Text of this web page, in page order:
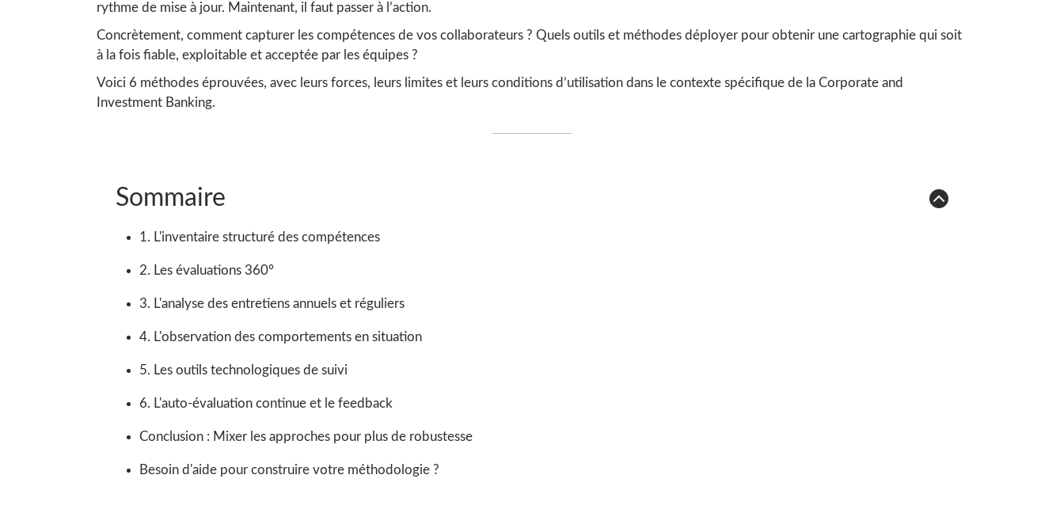
rythme de mise à jour. Maintenant, il faut passer à l’action.
Concrètement, comment capturer les compétences de vos collaborateurs ? Quels outils et méthodes déployer pour obtenir une cartographie qui soit
à la fois fiable, exploitable et acceptée par les équipes ?
Voici 6 méthodes éprouvées, avec leurs forces, leurs limites et leurs conditions d’utilisation dans le contexte spécifique de la Corporate and
Investment Banking.
Sommaire
1. L'inventaire structuré des compétences
2. Les évaluations 360°
3. L'analyse des entretiens annuels et réguliers
4. L'observation des comportements en situation
5. Les outils technologiques de suivi
6. L'auto-évaluation continue et le feedback
Conclusion : Mixer les approches pour plus de robustesse
Besoin d'aide pour construire votre méthodologie ?